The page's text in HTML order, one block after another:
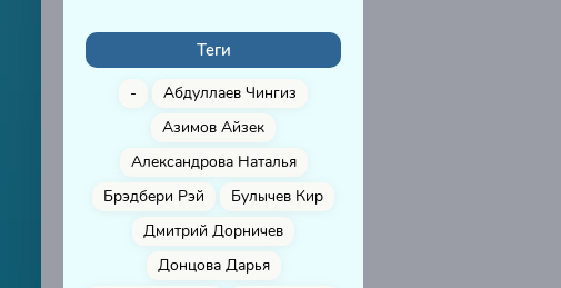
Теги
-
Абдуллаев Чингиз
Азимов Айзек
Александрова Наталья
Брэдбери Рэй
Булычев Кир
Дмитрий Дорничев
Донцова Дарья